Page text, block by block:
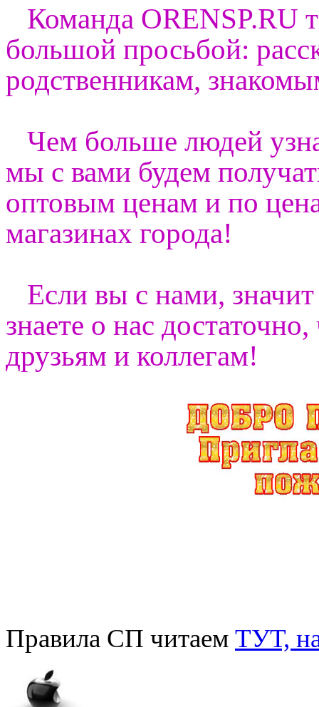
Команда ORENSP.RU
большой просьбой:
родственникам,
Чем больше людей
мы с вами будем
оптовым ценам и по
магазинах города!
Если вы с нами,
знаете о нас
друзьям и коллегам!
Правила СП читаем ТУТ,